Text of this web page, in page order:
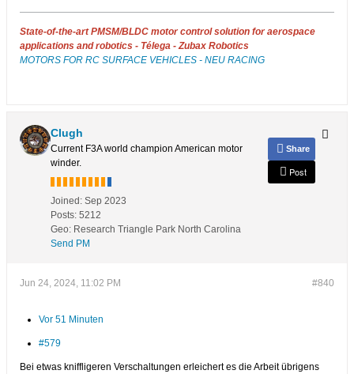
State-of-the-art PMSM/BLDC motor control solution for aerospace
applications and robotics - Télega - Zubax Robotics
MOTORS FOR RC SURFACE VEHICLES - NEU RACING
Clugh
Current F3A world champion American motor
winder.
Joined: Sep 2023
Posts: 5212
Geo: Research Triangle Park North Carolina
Send PM
Share
Post
#840
Jun 24, 2024, 11:02 PM
Vor 51 Minuten
#579
Bei etwas kniffligeren Verschaltungen erleichert es die Arbeit übrigens